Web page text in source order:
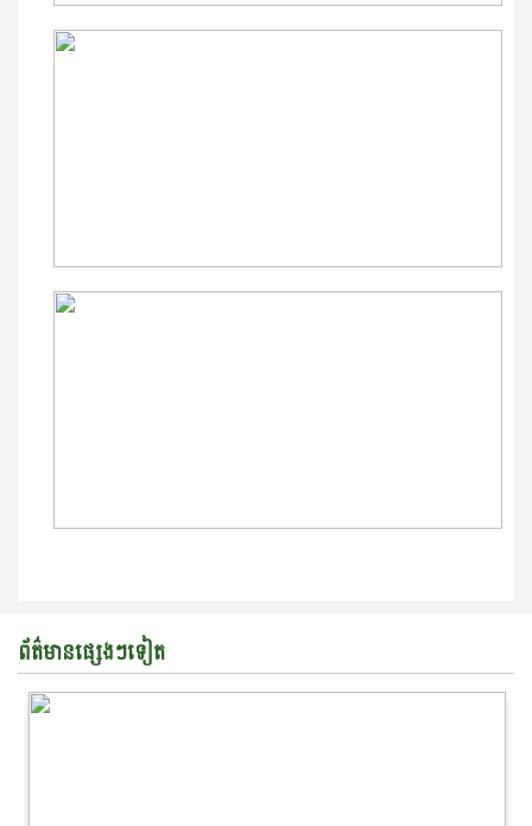
ព័ត៌មានផ្សេងៗទៀត